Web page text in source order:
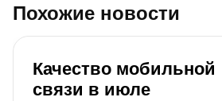
Похожие новости
Качество мобильной
связи в июле